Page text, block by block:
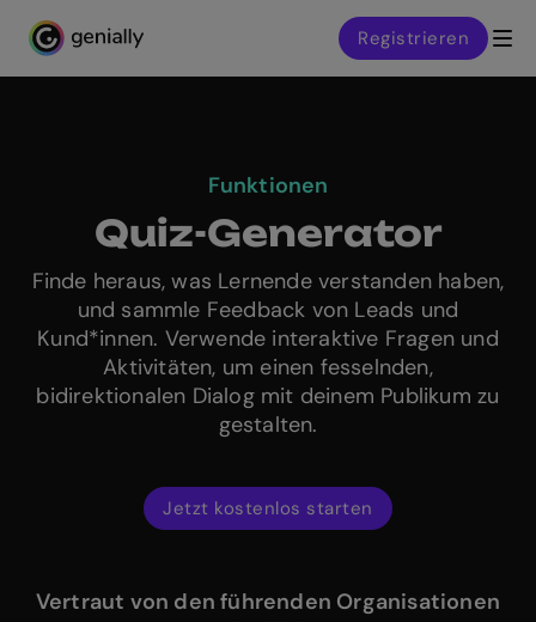
Genialy home page
Registrieren
Funktionen
Quiz-Generator
Finde heraus, was Lernende verstanden haben,
und sammle Feedback von Leads und
Kund*innen. Verwende interaktive Fragen und
Aktivitäten, um einen fesselnden,
bidirektionalen Dialog mit deinem Publikum zu
gestalten.
Jetzt kostenlos starten
Vertraut von den führenden Organisationen